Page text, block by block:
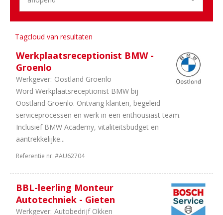
overleg
40
uur
24
uur
36
uur
32
Tagcloud van resultaten
Werkplaatsreceptionist BMW -
Groenlo
Werkgever: Oostland Groenlo
Word Werkplaatsreceptionist BMW bij
Oostland Groenlo. Ontvang klanten, begeleid
serviceprocessen en werk in een enthousiast team.
Inclusief BMW Academy, vitaliteitsbudget en
aantrekkelijke...
Referentie nr:#AU62704
BBL-leerling Monteur
Autotechniek - Gieten
Werkgever: Autobedrijf Okken